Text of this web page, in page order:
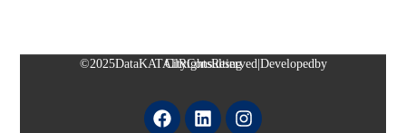
© 2025 DataKAT All Rights Reserved | Developed by CityConsulting